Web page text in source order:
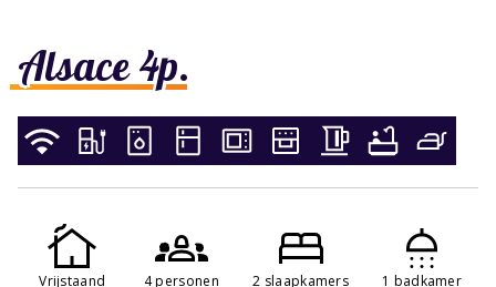
Alsace 4p.
Vrijstaand 4 personen 2 slaapkamers 1 badkamer